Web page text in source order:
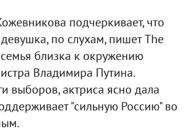
подчеркивает, что
по слухам, пишет The
близка к окружению
Владимира Путина.
выборов, актриса ясно дала
"сильную Россию" во